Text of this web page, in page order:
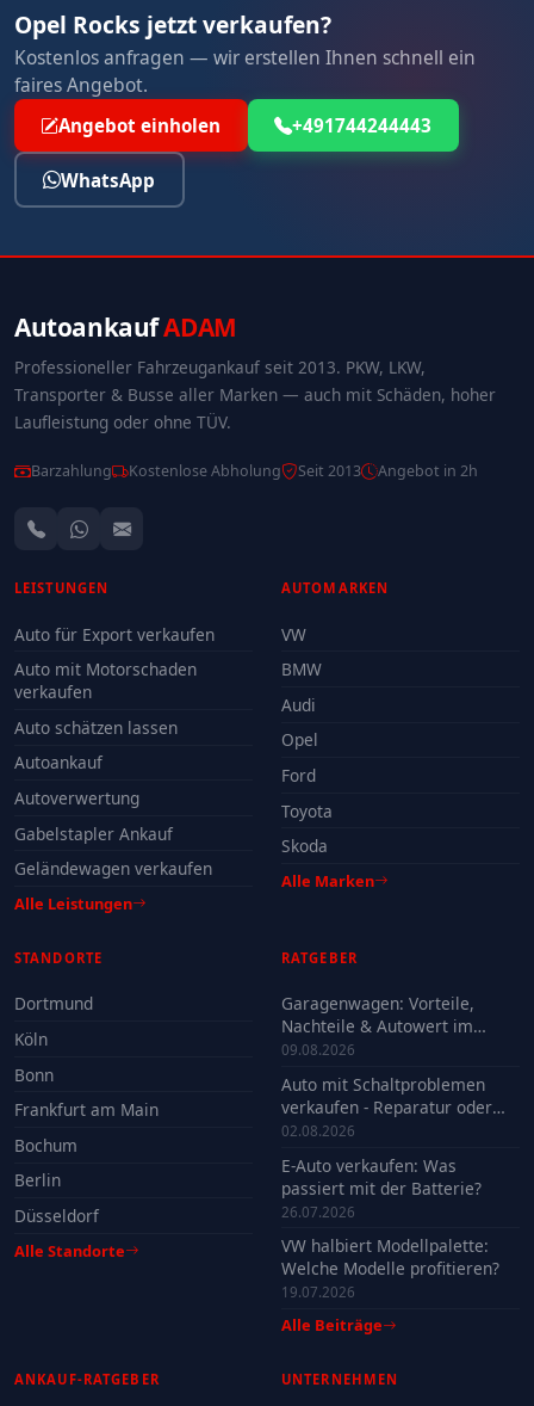
Opel Rocks jetzt verkaufen?
Kostenlos anfragen — wir erstellen Ihnen schnell ein
faires Angebot.
Angebot einholen +491744244443
WhatsApp
AutoankaufADAM
Professioneller Fahrzeugankauf seit 2013. PKW, LKW,
Transporter & Busse aller Marken — auch mit Schäden, hoher
Laufleistung oder ohne TÜV.
Barzahlung Kostenlose Abholung Seit 2013 Angebot in 2h
LEISTUNGEN
Auto für Export verkaufen
Auto mit Motorschaden
verkaufen
Auto schätzen lassen
Autoankauf
Autoverwertung
Gabelstapler Ankauf
Geländewagen verkaufen
Alle Leistungen
AUTOMARKEN
VW
BMW
Audi
Opel
Ford
Toyota
Skoda
Alle Marken
STANDORTE
Dortmund
Köln
Bonn
Frankfurt am Main
Bochum
Berlin
Düsseldorf
Alle Standorte
RATGEBER
Garagenwagen: Vorteile,
Nachteile & Autowert im
Check
09.08.2026
Auto mit Schaltproblemen
verkaufen - Reparatur oder
Verkauf?
02.08.2026
E-Auto verkaufen: Was
passiert mit der Batterie?
26.07.2026
VW halbiert Modellpalette:
Welche Modelle profitieren?
19.07.2026
Alle Beiträge
ANKAUF-RATGEBER UNTERNEHMEN